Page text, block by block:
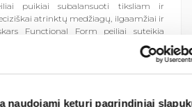
naudojami keturi pagrindiniai
puikiai subalansuoti tiksliam ir
atrinktų medžiagų, ilgaamžiai ir
Functional Form peiliai suteikia
kasdienio maisto
Softouchdanga.